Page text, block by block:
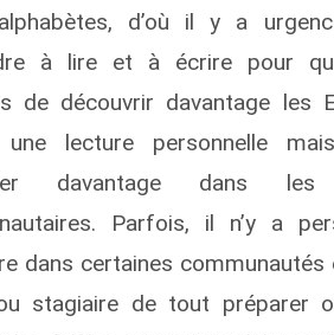
d’où il y a
à lire et à écrire pour
de découvrir davantage les
une lecture personnelle
davantage dans les
Parfois, il n’y a
dans certaines communautés
stagiaire de tout préparer